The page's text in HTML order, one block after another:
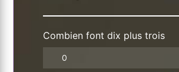
Combien font dix plus trois